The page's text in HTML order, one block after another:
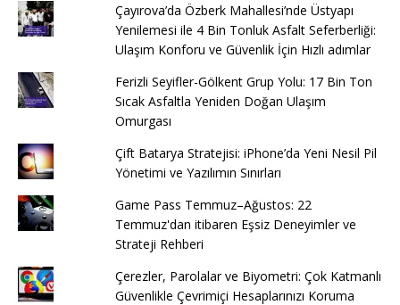
Çayırova’da Özberk Mahallesi’nde Üstyapı
Yenilemesi ile 4 Bin Tonluk Asfalt Seferberliği:
Ulaşım Konforu ve Güvenlik İçin Hızlı adımlar
Ferizli Seyifler-Gölkent Grup Yolu: 17 Bin Ton
Sıcak Asfaltla Yeniden Doğan Ulaşım
Omurgası
Çift Batarya Stratejisi: iPhone’da Yeni Nesil Pil
Yönetimi ve Yazılımın Sınırları
Game Pass Temmuz–Ağustos: 22
Temmuz'dan itibaren Eşsiz Deneyimler ve
Strateji Rehberi
Çerezler, Parolalar ve Biyometri: Çok Katmanlı
Güvenlikle Çevrimiçi Hesaplarınızı Koruma